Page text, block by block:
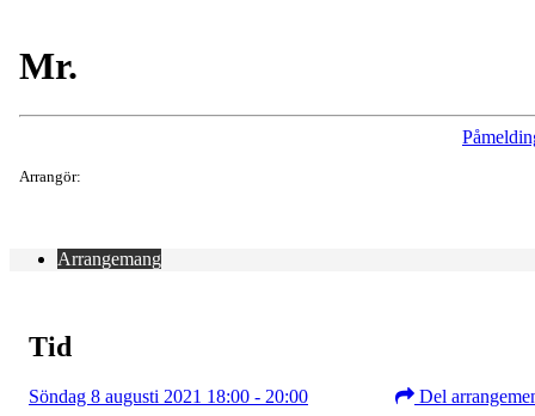
Mr.
Arrangör:
Arrangemang
Tid
Söndag 8 augusti 2021 18:00 - 20:00 Del